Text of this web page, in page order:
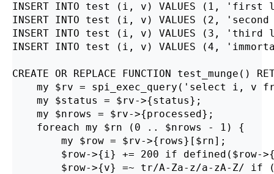
INSERT INTO test (i, v) VALUES (1,
INSERT INTO test (i, v) VALUES (2,
INSERT INTO test (i, v) VALUES (3,
INSERT INTO test (i, v) VALUES (4,
CREATE OR REPLACE FUNCTION test_munge()
my $rv = spi_exec_query('select i, v
    my $status = $rv->{status};
    my $nrows = $rv->{processed};
    foreach my $rn (0 .. $nrows - 1) {
        my $row = $rv->{rows}[$rn];
$row->{i} += 200 if defined($row-
$row->{v} =~ tr/A-Za-z/a-zA-Z/ if